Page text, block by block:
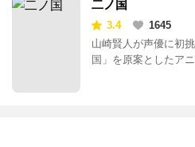
二ノ国
3.4
1645
山崎賢人が声優に初
国」を原案としたア